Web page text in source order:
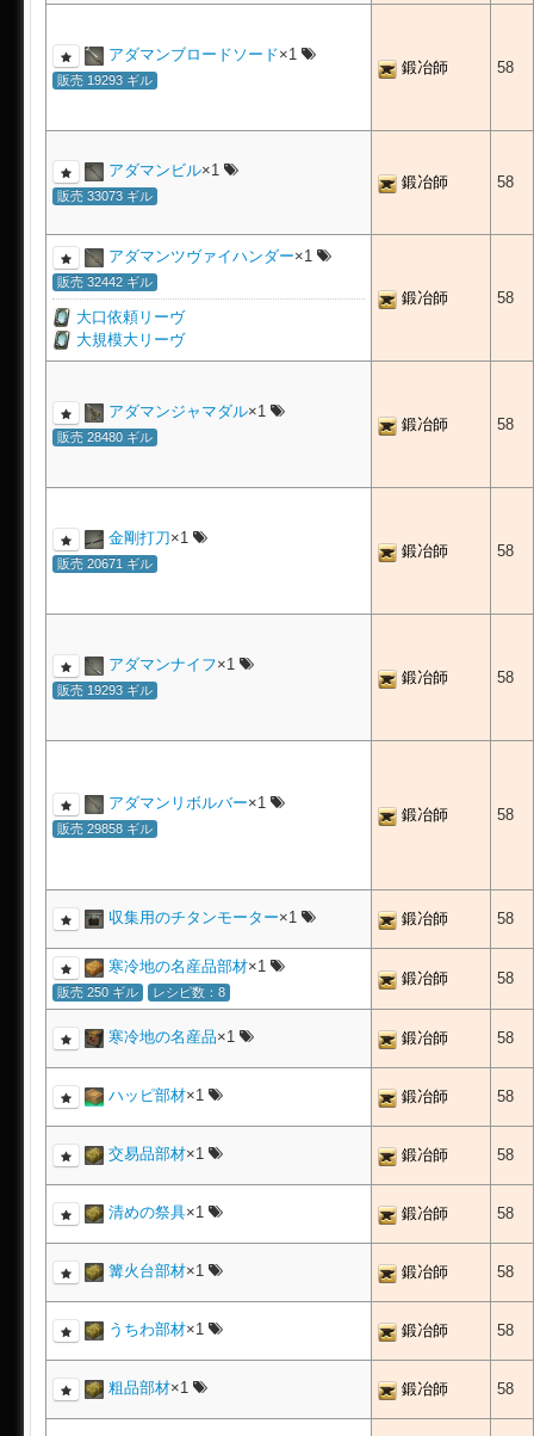
アダマンブロードソード×1
販売 19293 ギル
鍛冶師 58
アダマンビル×1
販売 33073 ギル
鍛冶師 58
アダマンツヴァイハンダー×1
販売 32442 ギル
大口依頼リーヴ
大規模大リーヴ
鍛冶師 58
アダマンジャマダル×1
販売 28480 ギル
鍛冶師 58
金剛打刀×1
販売 20671 ギル
鍛冶師 58
アダマンナイフ×1
販売 19293 ギル
鍛冶師 58
アダマンリボルバー×1
販売 29858 ギル
鍛冶師 58
収集用のチタンモーター×1 鍛冶師 58
寒冷地の名産品部材×1
販売 250 ギル レシピ数：8
鍛冶師 58
寒冷地の名産品×1 鍛冶師 58
ハッピ部材×1 鍛冶師 58
交易品部材×1 鍛冶師 58
清めの祭具×1 鍛冶師 58
篝火台部材×1 鍛冶師 58
うちわ部材×1 鍛冶師 58
粗品部材×1 鍛冶師 58